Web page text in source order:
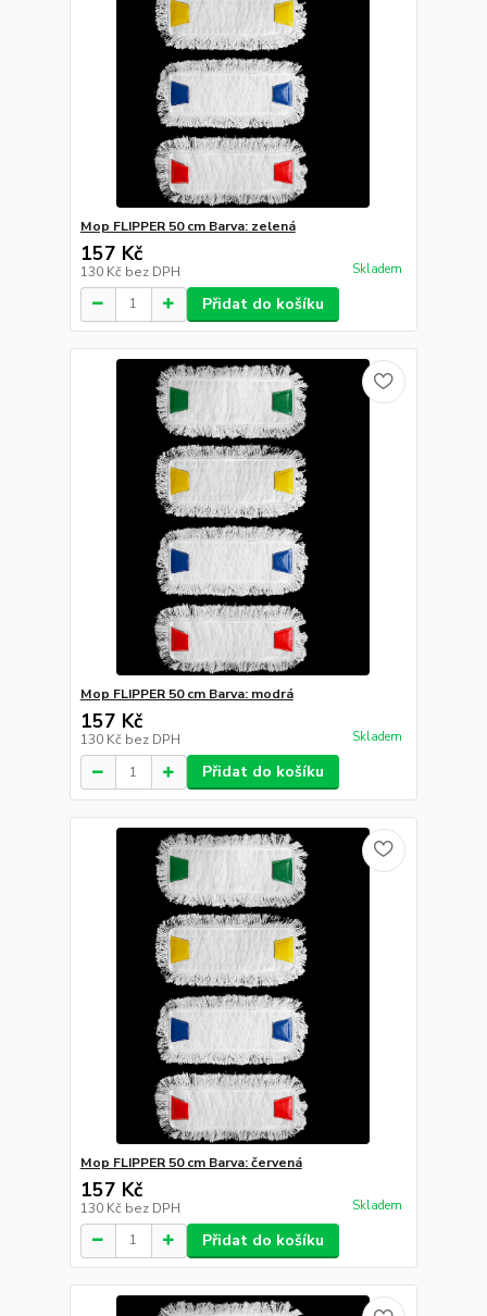
Mop FLIPPER 50 cm Barva: zelená
157 Kč
130 Kč bez DPH Skladem
Přidat do košíku
Mop FLIPPER 50 cm Barva: modrá
157 Kč
130 Kč bez DPH Skladem
Přidat do košíku
Mop FLIPPER 50 cm Barva: červená
157 Kč
130 Kč bez DPH Skladem
Přidat do košíku